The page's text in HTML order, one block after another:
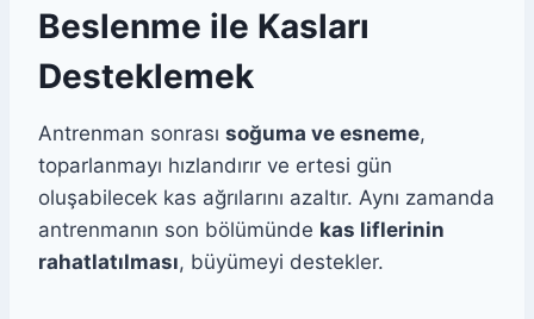
Beslenme ile Kasları
Desteklemek
Antrenman sonrası soğuma ve esneme,
toparlanmayı hızlandırır ve ertesi gün
oluşabilecek kas ağrılarını azaltır. Aynı zamanda
antrenmanın son bölümünde kas liflerinin
rahatlatılması, büyümeyi destekler.